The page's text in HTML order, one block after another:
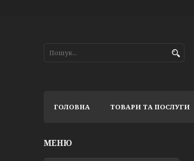
ГОЛОВНА ТОВАРИ ТА ПОСЛУГИ